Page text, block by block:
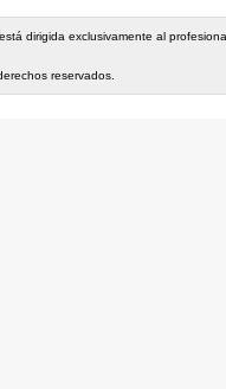
dirigida exclusivamente al
reservados.